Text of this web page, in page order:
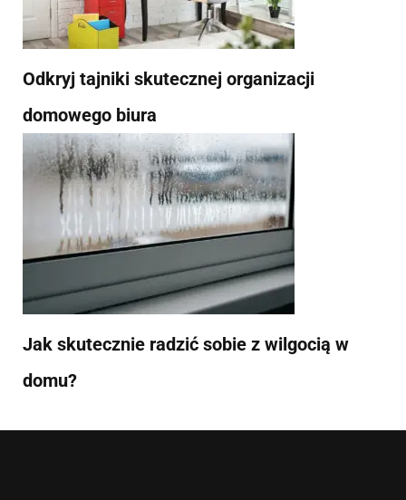
Odkryj tajniki skutecznej organizacji
domowego biura
Jak skutecznie radzić sobie z wilgocią w
domu?